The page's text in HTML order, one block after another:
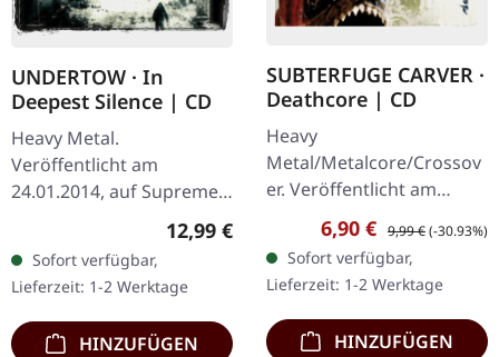
UNDERTOW · In
Deepest Silence | CD
Heavy Metal.
Veröffentlicht am
24.01.2014, auf Supreme
Chaos Records. CD im
Jewelcase. Heavy wie
Hölle und dennoch
abwechslungsreich. Das
neue Album…
Regulärer Preis:
12,99 €
Sofort verfügbar,
Lieferzeit: 1-2 Werktage
HINZUFÜGEN
SUBTERFUGE CARVER ·
Deathcore | CD
Heavy
Metal/Metalcore/Crossov
er. Veröffentlicht am
08.02.2008, auf Supreme
Chaos Records. CD im
Jewelcase mit 12-seitigem
Booklet. Subterfuge
Carver…
Verkaufspreis:
6,90 € Regulärer Preis:
9,99 €(-30.93%)
Sofort verfügbar,
Lieferzeit: 1-2 Werktage
HINZUFÜGEN